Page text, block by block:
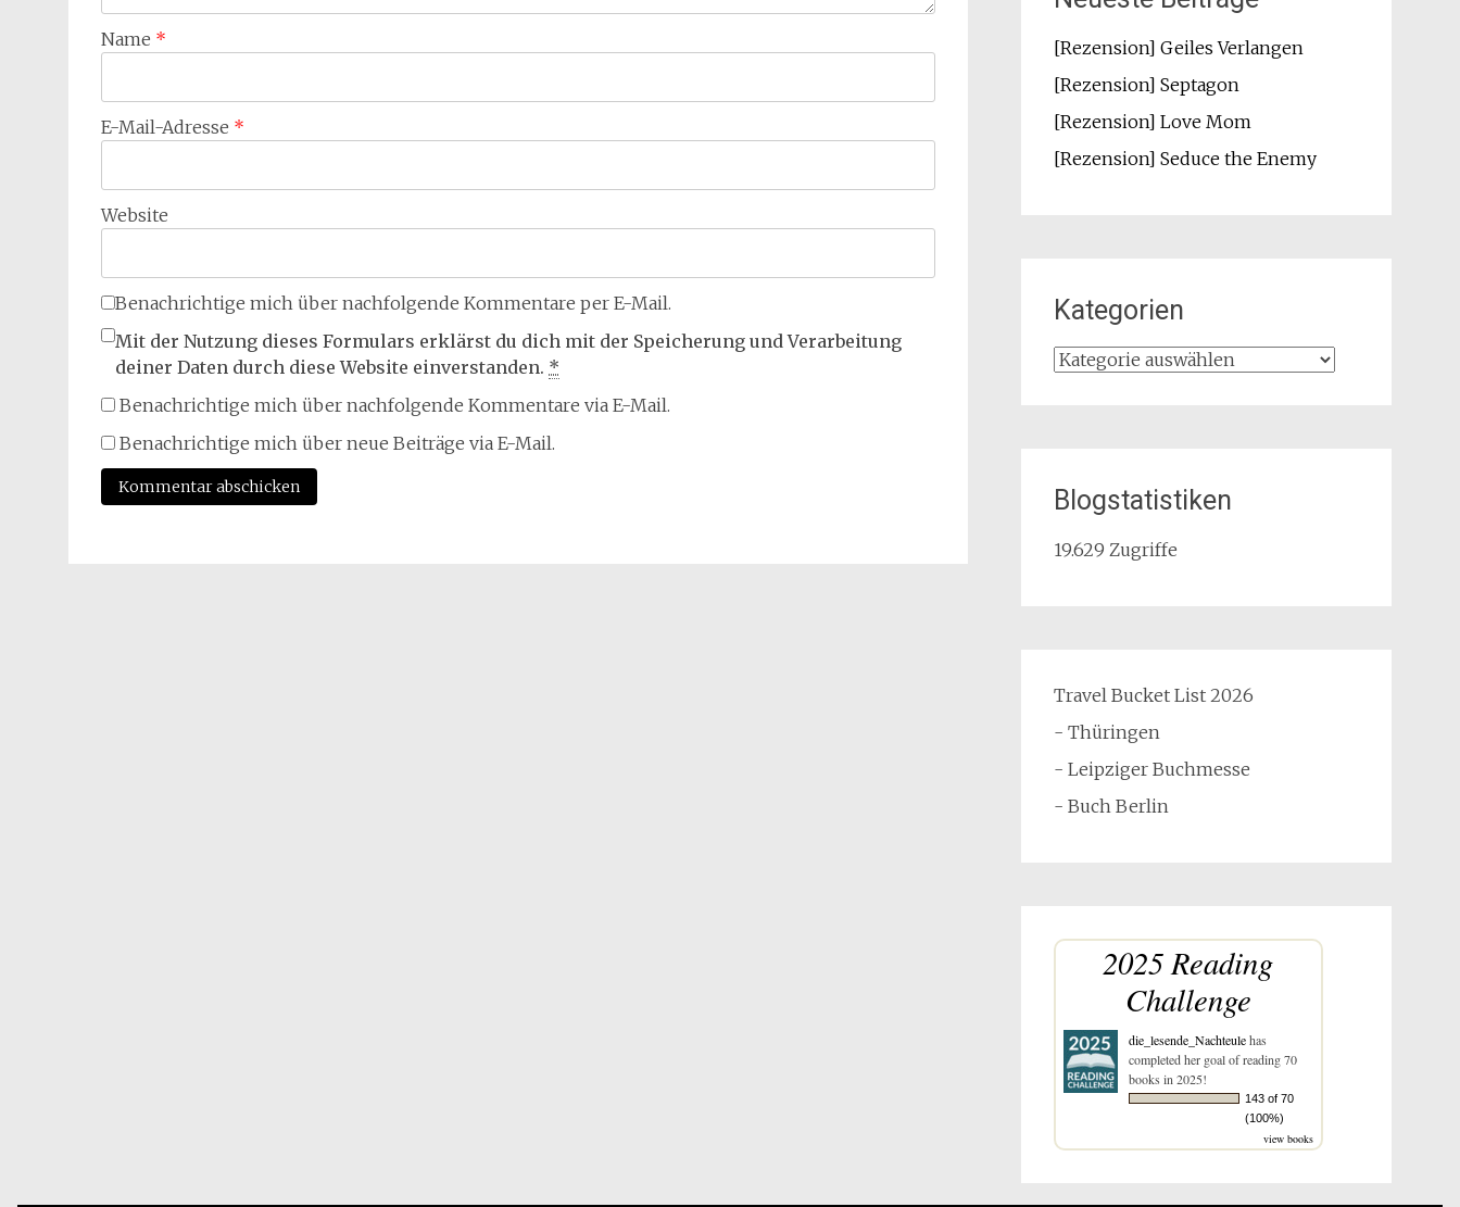
Name *
E-Mail-Adresse *
Website
Benachrichtige mich über nachfolgende Kommentare per E-Mail.
Mit der Nutzung dieses Formulars erklärst du dich mit der Speicherung und Verarbeitung
deiner Daten durch diese Website einverstanden. *
Benachrichtige mich über nachfolgende Kommentare via E-Mail.
Benachrichtige mich über neue Beiträge via E-Mail.
[Rezension] Geiles Verlangen
[Rezension] Septagon
[Rezension] Love Mom
[Rezension] Seduce the Enemy
Kategorien
Kategorien
Blogstatistiken
19.629 Zugriffe
Travel Bucket List 2026
- Thüringen
- Leipziger Buchmesse
- Buch Berlin
2025 Reading
Challenge
die_lesende_Nachteulehas
completed her goal of reading 70
books in 2025!
143 of 70
(100%)
view books